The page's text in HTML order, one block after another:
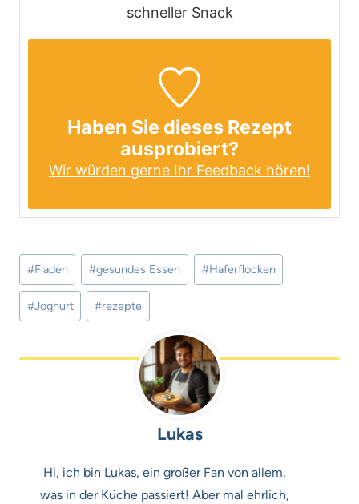
schneller Snack
Haben Sie dieses Rezept
ausprobiert?
Wir würden gerne Ihr Feedback hören!
Schlagworte:
#Fladen #gesundes Essen #Haferflocken
#Joghurt #rezepte
Lukas
Hi, ich bin Lukas, ein großer Fan von allem,
was in der Küche passiert! Aber mal ehrlich,